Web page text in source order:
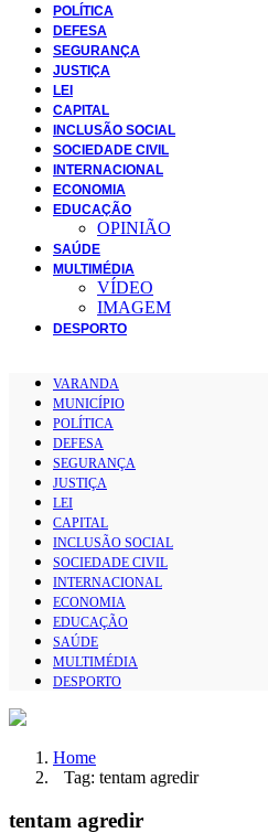
POLÍTICA
DEFESA
SEGURANÇA
JUSTIÇA
LEI
CAPITAL
INCLUSÃO SOCIAL
SOCIEDADE CIVIL
INTERNACIONAL
ECONOMIA
EDUCAÇÃO
OPINIÃO
SAÚDE
MULTIMÉDIA
VÍDEO
IMAGEM
DESPORTO
VARANDA
MUNICÍPIO
POLÍTICA
DEFESA
SEGURANÇA
JUSTIÇA
LEI
CAPITAL
INCLUSÃO SOCIAL
SOCIEDADE CIVIL
INTERNACIONAL
ECONOMIA
EDUCAÇÃO
SAÚDE
MULTIMÉDIA
DESPORTO
Home
Tag: tentam agredir
tentam agredir